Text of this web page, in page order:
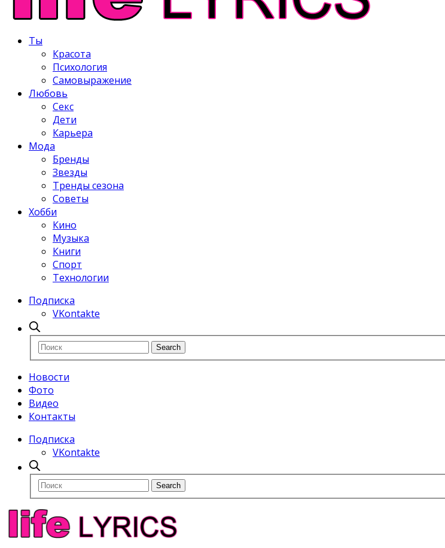
Ты
Красота
Психология
Самовыражение
Любовь
Секс
Дети
Карьера
Мода
Бренды
Звезды
Тренды сезона
Советы
Хобби
Кино
Музыка
Книги
Спорт
Технологии
Подписка
VKontakte
Новости
Фото
Видео
Контакты
Подписка
VKontakte